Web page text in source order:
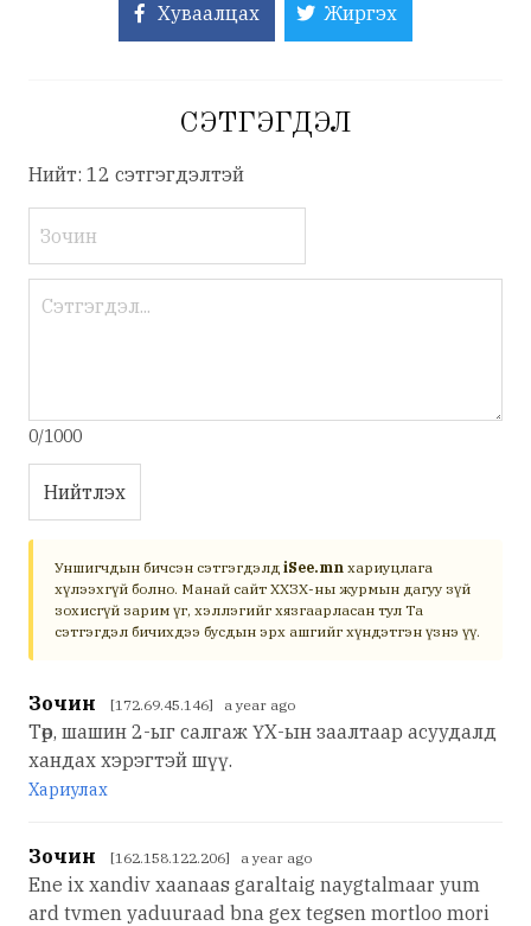
Хуваалцах Жиргэх
СЭТГЭГДЭЛ
Нийт: 12 сэтгэгдэлтэй
0/1000
Нийтлэх
Уншигчдын бичсэн сэтгэгдэлд iSee.mn хариуцлага
хүлээхгүй болно. Манай сайт ХХЗХ-ны журмын дагуу зүй
зохисгүй зарим үг, хэллэгийг хязгаарласан тул Та
сэтгэгдэл бичихдээ бусдын эрх ашгийг хүндэтгэн үзнэ үү.
Зочин [172.69.45.146] a year ago
Төр, шашин 2-ыг салгаж ҮХ-ын заалтаар асуудалд
хандах хэрэгтэй шүү.
Хариулах
Зочин [162.158.122.206] a year ago
Ene ix xandiv xaanaas garaltaig naygtalmaar yum
ard tvmen yaduuraad bna gex tegsen mortloo mori